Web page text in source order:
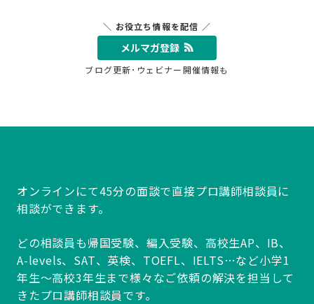
＼ お役立ち情報を配信 ／
メルマガ登録
ブログ更新･ウェビナー開催情報も
オンラインにて45分の面談で直接プロ講師相談員に
相談ができます。
どの相談員も帰国受験、編入受験、高校生AP、IB、
A-levels、SAT、英検、TOEFL、IELTS…など小学1
年生～高校3年生まで様々なご依頼の解決を担当して
きたプロ講師相談員です。